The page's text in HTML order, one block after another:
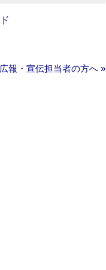
広報・宣伝担当者の方へ »